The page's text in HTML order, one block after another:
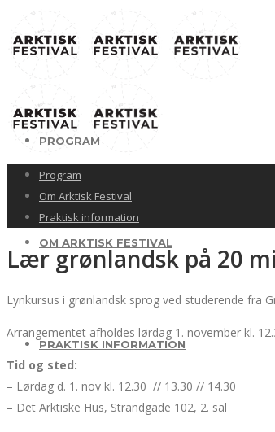
PROGRAM
OM ARKTISK FESTIVAL
PRAKTISK INFORMATION
Program
Om Arktisk Festival
Praktisk information
Lær grønlandsk på 20
Lynkursus i grønlandsk sprog ved studerende fra
Arrangementet afholdes lørdag 1. november kl.
Tid og sted:
– Lørdag d. 1. nov kl. 12.30 // 13.30 // 14.30
– Det Arktiske Hus, Strandgade 102, 2. sal